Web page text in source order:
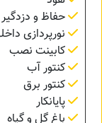
حفاظ و دزدگیر
نورپردازی
کابینت نصب
کنتور آب
کنتور برق
پایانکار
باغ گل و گیاه